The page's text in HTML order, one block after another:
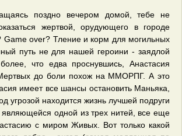
поздно вечером домой, тебе не
жертвой, орудующего в городе
Game over? Тление и корм для могильных
путь не для нашей героини - заядлой
что едва проснувшись, Анастасия
до боли похож на ММОРПГ. А это
имеет все шансы остановить Маньяка,
угрозой находится жизнь лучшей подруги
являющейся одной из трех нитей, все еще
с миром Живых. Вот только какой